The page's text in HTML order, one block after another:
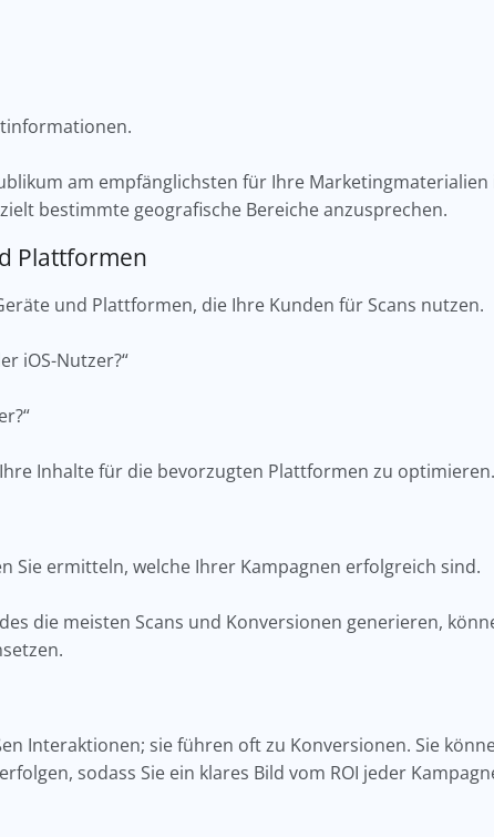
am empfänglichsten für Ihre Marketingmaterialien
bestimmte geografische Bereiche anzusprechen.
Plattformen
und Plattformen, die Ihre Kunden für Scans nutzen.
iOS-Nutzer?“
Inhalte für die bevorzugten Plattformen zu optimieren.
Sie ermitteln, welche Ihrer Kampagnen erfolgreich sind.
die meisten Scans und Konversionen generieren,
Interaktionen; sie führen oft zu Konversionen. Sie
sodass Sie ein klares Bild vom ROI jeder